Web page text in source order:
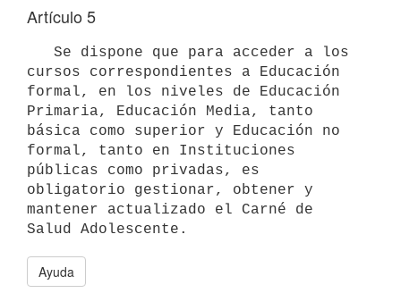
Artículo 5
cursos correspondientes a Educación
formal, en los niveles de Educación
Primaria, Educación Media, tanto
básica como superior y Educación no
formal, tanto en Instituciones
públicas como privadas, es
obligatorio gestionar, obtener y
mantener actualizado el Carné de
Ayuda